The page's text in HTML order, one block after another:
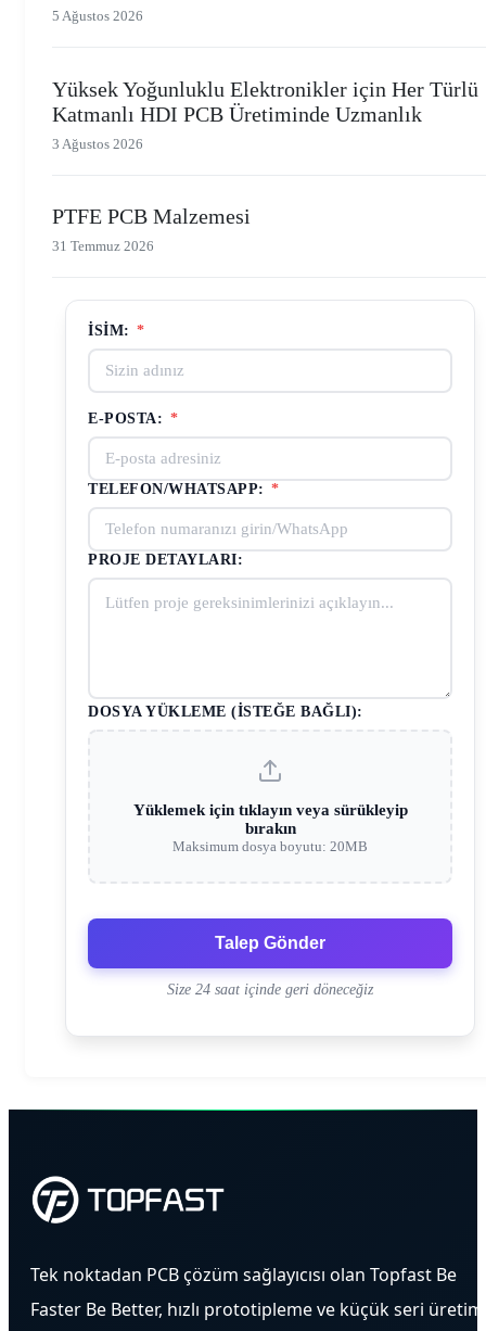
5 Ağustos 2026
Yüksek Yoğunluklu Elektronikler için Her Türlü
Katmanlı HDI PCB Üretiminde Uzmanlık
3 Ağustos 2026
PTFE PCB Malzemesi
31 Temmuz 2026
İSIM: *
E-POSTA: *
TELEFON/WHATSAPP: *
PROJE DETAYLARI:
DOSYA YÜKLEME (İSTEĞE BAĞLI):
Yüklemek için tıklayın veya sürükleyip
bırakın
Maksimum dosya boyutu: 20MB
Talep Gönder
Size 24 saat içinde geri döneceğiz
Tek noktadan PCB çözüm sağlayıcısı olan Topfast Be
Faster Be Better, hızlı prototipleme ve küçük seri üretim